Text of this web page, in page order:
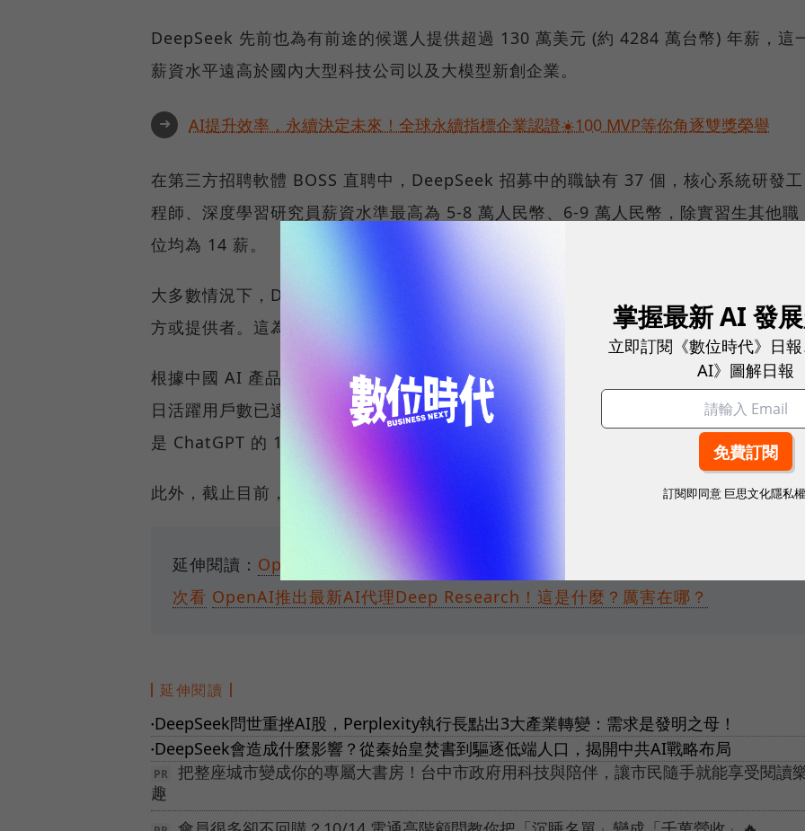
DeepSeek 先前也為有前途的候選人提供超過 130 萬美元 (約 4284 萬台幣) 年薪，這
薪資水平遠高於國內大型科技公司以及大模型新創企業。
➜ AI提升效率，永續決定未來！全球永續指標企業認證☀️100 MVP等你角逐雙獎榮譽
在第三方招聘軟體 BOSS 直聘中，DeepSeek 招募中的職缺有 37 個，核心系統研發工
程師、深度學習研究員薪資水準最高為 5-8 萬人民幣、6-9 萬人民幣，除實習生其他職
位均為 14 薪。
大多數情況下，DeepSeek 不依賴外部方或供應商，運作自己的資料中心，不依賴外部
方或提供者。這為實驗開闢了更多領域，使他們能夠跨堆疊進行創新。
根據中國 AI 產品分析平台 AI 產品榜上周五發布的數據，上線 18 天的 DeepSeek 的
日活躍用戶數已達 1500 萬，ChatGPT 突破 1500 萬則花了 244 天，DeepSeek 增速
是 ChatGPT 的 13 倍。
此外，截止目前，DeepSeek 仍名列蘋果應用商店 157 個國家的第一名。
延伸閱讀： OpenAI推o3-mini反擊DeepSeek，免費用戶也能用！特色、效能一
次看 OpenAI推出最新AI代理Deep Research！這是什麼？厲害在哪？
延伸閱讀
● DeepSeek問世重挫AI股，Perplexity執行長點出3大產業轉變：需求是發明之母！
● DeepSeek會造成什麼影響？從秦始皇焚書到驅逐低端人口，揭開中共AI戰略布局
把整座城市變成你的專屬大書房！台中市政府用科技與陪伴，讓市民隨手就能享受閱讀
趣
掌握最新 AI 發
立即訂閱《數位時代》日
AI》圖解日報
訂閱即同意 巨思文化隱私